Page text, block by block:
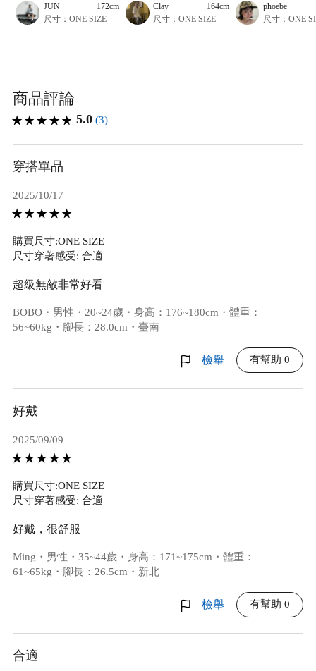
JUN
172cm
尺寸：ONE SIZE
Clay
164cm
尺寸：ONE SIZE
phoebe
尺寸：ONE
商品評論
5.0 (3)
穿搭單品
2025/10/17
購買尺寸:ONE SIZE
尺寸穿著感受: 合適
超級無敵非常好看
BOBO・男性・20~24歲・身高：176~180cm・體重：
56~60kg・腳長：28.0cm・臺南
檢舉 有幫助 0
好戴
2025/09/09
購買尺寸:ONE SIZE
尺寸穿著感受: 合適
好戴，很舒服
Ming・男性・35~44歲・身高：171~175cm・體重：
61~65kg・腳長：26.5cm・新北
檢舉 有幫助 0
合適